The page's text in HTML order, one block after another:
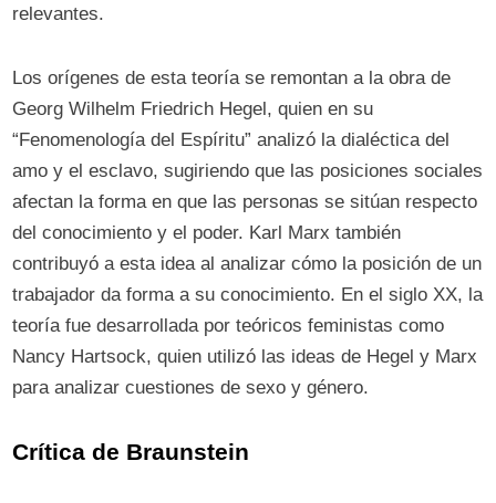
relevantes.
Los orígenes de esta teoría se remontan a la obra de
Georg Wilhelm Friedrich Hegel, quien en su
“Fenomenología del Espíritu” analizó la dialéctica del
amo y el esclavo, sugiriendo que las posiciones sociales
afectan la forma en que las personas se sitúan respecto
del conocimiento y el poder. Karl Marx también
contribuyó a esta idea al analizar cómo la posición de un
trabajador da forma a su conocimiento. En el siglo XX, la
teoría fue desarrollada por teóricos feministas como
Nancy Hartsock, quien utilizó las ideas de Hegel y Marx
para analizar cuestiones de sexo y género.
Crítica de Braunstein